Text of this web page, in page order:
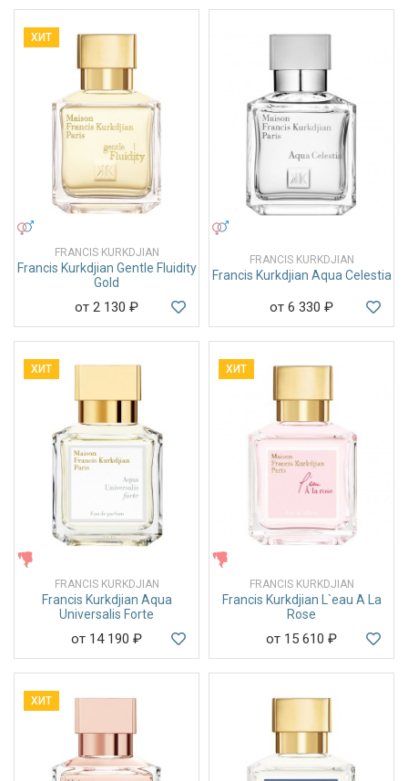
ХИТ
FRANCIS KURKDJIAN
Francis Kurkdjian Gentle Fluidity
Gold
от 2 130 ₽
FRANCIS KURKDJIAN
Francis Kurkdjian Aqua Celestia
от 6 330 ₽
ХИТ
FRANCIS KURKDJIAN
Francis Kurkdjian Aqua
Universalis Forte
от 14 190 ₽
ХИТ
FRANCIS KURKDJIAN
Francis Kurkdjian L`eau A La
Rose
от 15 610 ₽
ХИТ